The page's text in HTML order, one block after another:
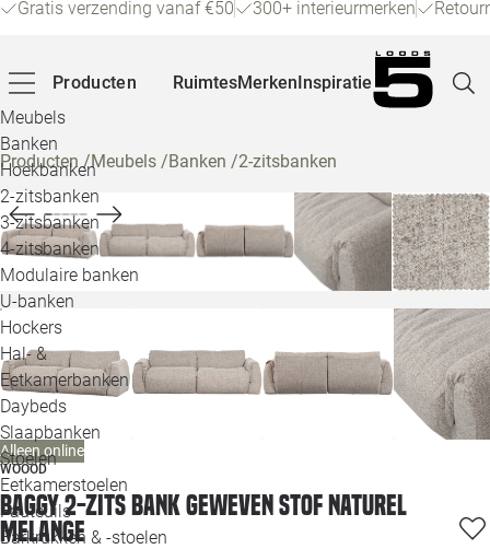
Gratis verzending vanaf €50 300+ interieurmerken
Producten
Meubels
Banken
Hoekbanken
2-zitsbanken
3-zitsbanken
4-zitsbanken
Modulaire banken
U-banken
Hockers
Hal- &
Eetkamerbanken
Daybeds
Slaapbanken
Stoelen
Eetkamerstoelen
Fauteuils
Barkrukken & -stoelen
RuimtesMerkenInspiratie
Producten/Meubels /Banken /2-zitsbanken
Alleen online
WOOOD
Baggy 2-zits bank geweven stof naturel
melange